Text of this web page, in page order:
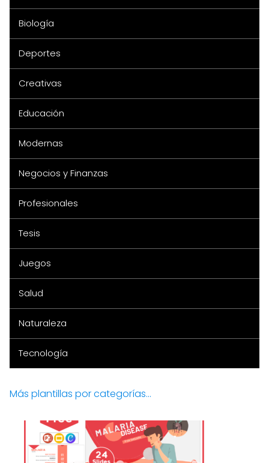
Biología
Deportes
Creativas
Educación
Modernas
Negocios y Finanzas
Profesionales
Tesis
Juegos
Salud
Naturaleza
Tecnología
Más plantillas por categorías...